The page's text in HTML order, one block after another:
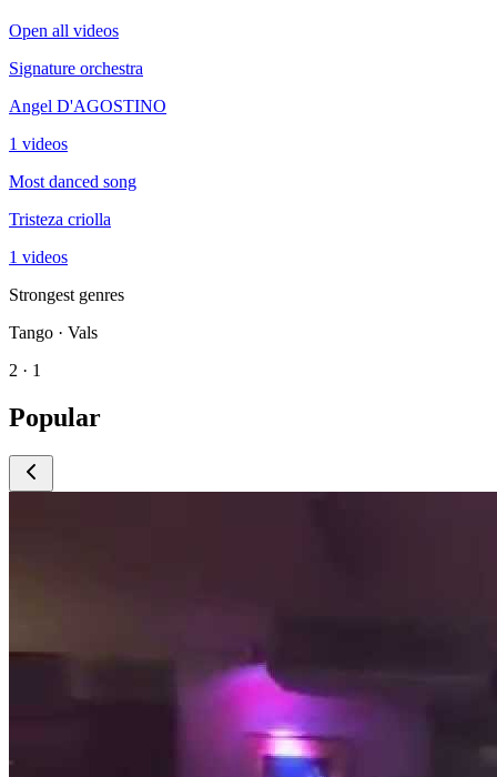
Open all videos
Signature orchestra
Angel D'AGOSTINO
1 videos
Most danced song
Tristeza criolla
1 videos
Strongest genres
Tango · Vals
2 · 1
Popular